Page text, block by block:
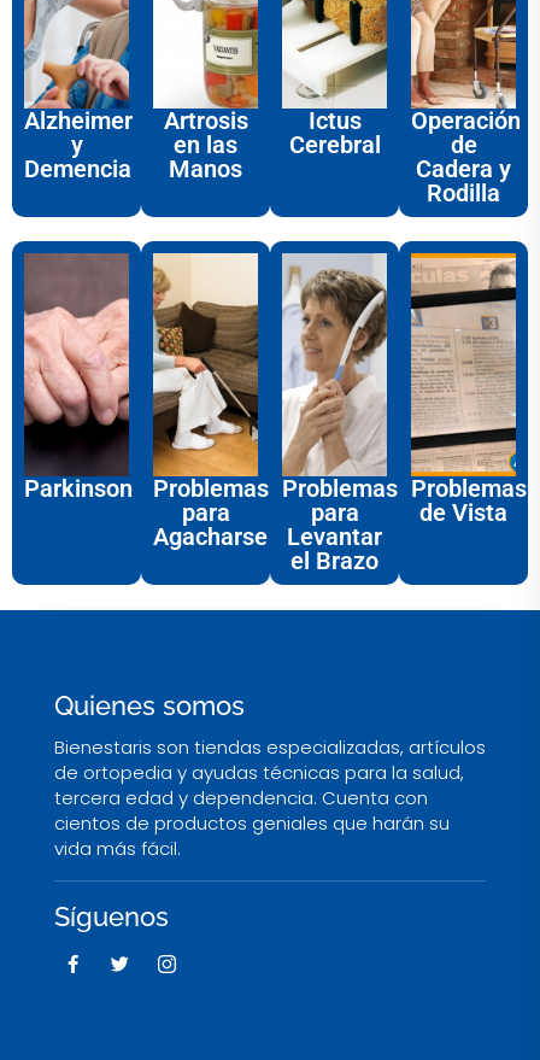
Alzheimer
y
Demencia
Artrosis
en las
Manos
Ictus
Cerebral
Operación
de
Cadera y
Rodilla
Parkinson
Problemas
para
Agacharse
Problemas
para
Levantar
el Brazo
Problemas
de Vista
Quienes somos
Bienestaris son tiendas especializadas, artículos
de ortopedia y ayudas técnicas para la salud,
tercera edad y dependencia. Cuenta con
cientos de productos geniales que harán su
vida más fácil.
Síguenos
F
a
T
w
I
c